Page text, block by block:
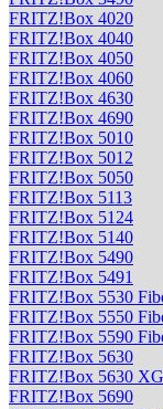
FRITZ!Box 4020
FRITZ!Box 4040
FRITZ!Box 4050
FRITZ!Box 4060
FRITZ!Box 4630
FRITZ!Box 4690
FRITZ!Box 5010
FRITZ!Box 5012
FRITZ!Box 5050
FRITZ!Box 5113
FRITZ!Box 5124
FRITZ!Box 5140
FRITZ!Box 5490
FRITZ!Box 5491
FRITZ!Box 5530
FRITZ!Box 5550
FRITZ!Box 5590
FRITZ!Box 5630
FRITZ!Box 5630
FRITZ!Box 5690